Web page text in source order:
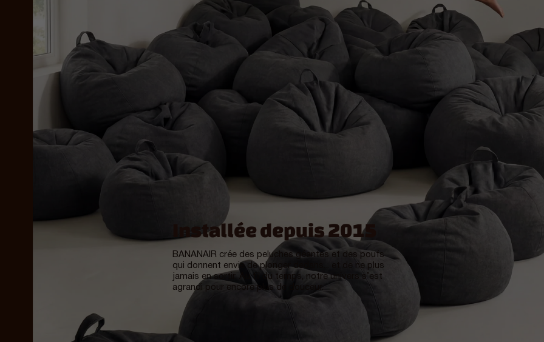
Installée depuis 2015
BANANAIR crée des peluches géantes et des poufs
qui donnent envie de plonger dedans... et de ne plus
jamais en sortir. Au fil du temps, notre univers s’est
agrandi pour encore plus de douceur.